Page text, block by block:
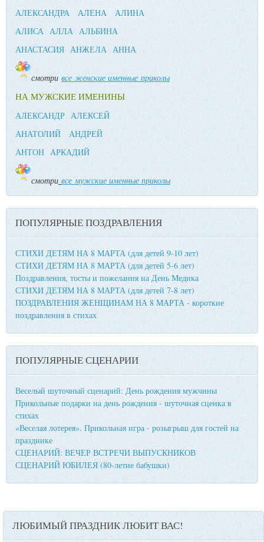
АЛЕКСАНДРА АЛЕНА
АЛИНА
АЛИСА АЛЛА АЛЬБИНА
АНАСТАСИЯ АНЖЕЛА АННА
смотри все женские именные приколы
НА МУЖСКИЕ ИМЕНИНЫ
АЛЕКСАНДР АЛЕКСЕЙ
АНАТОЛИЙ
АНДРЕЙ
АНТОН АРКАДИЙ
смотри все мужские именные приколы
ПОПУЛЯРНЫЕ ПОЗДРАВЛЕНИЯ
СТИХИ ДЕТЯМ НА 8 МАРТА (для детей 9-10 лет)
СТИХИ ДЕТЯМ НА 8 МАРТА (для детей 5-6 лет)
Поздравления, тосты и пожелания на День Медика
СТИХИ ДЕТЯМ НА 8 МАРТА (для детей 7-8 лет)
ПОЗДРАВЛЕНИЯ ЖЕНЩИНАМ НА 8 МАРТА - короткие
поздравления в стихах
ПОПУЛЯРНЫЕ СЦЕНАРИИ
Веселый шуточный сценарий: День рождения мужчины
Прикольные подарки на день рождения - шуточная сценка в
стихах
«Веселая лотерея». Прикольная игра - розыгрыш для гостей на
празднике
СЦЕНАРИЙ: ВЕЧЕР ВСТРЕЧИ ВЫПУСКНИКОВ
СЦЕНАРИЙ ЮБИЛЕЯ (80-летие бабушки)
ЛЮБИМЫЙ ПРАЗДНИК ЛЮБИТ ВАС!